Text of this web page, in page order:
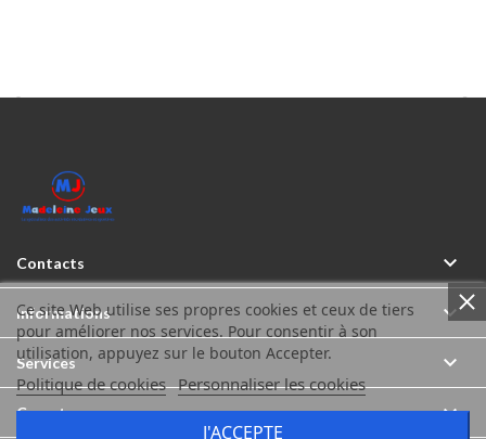
 
Contacts 
Ce site Web utilise ses propres cookies et ceux de tiers
pour améliorer nos services. Pour consentir à son
utilisation, appuyez sur le bouton Accepter.
Politique de cookies Personnaliser les cookies
J'ACCEPTE
Informations 
Services 
Compte 